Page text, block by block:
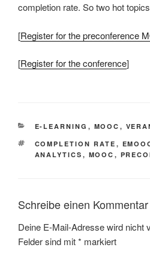
completion rate. So two hot
[Register for the preconference
[Register for the conference]
KATEGORIEN
E-LEARNING , MOOC ,
SCHLAGWÖRTER
COMPLETION RATE ,
ANALYTICS , MOOC ,
Schreibe einen Kommentar
Deine E-Mail-Adresse wird nicht
Felder sind mit* markiert